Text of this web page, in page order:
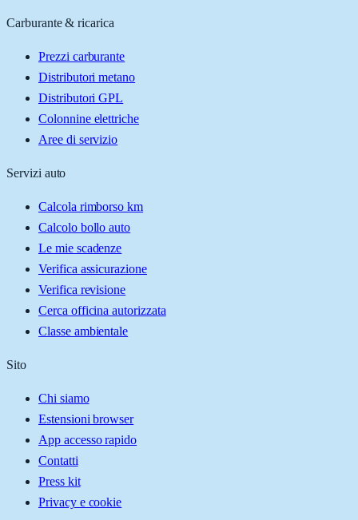
Carburante & ricarica
Prezzi carburante
Distributori metano
Distributori GPL
Colonnine elettriche
Aree di servizio
Servizi auto
Calcola rimborso km
Calcolo bollo auto
Le mie scadenze
Verifica assicurazione
Verifica revisione
Cerca officina autorizzata
Classe ambientale
Sito
Chi siamo
Estensioni browser
App accesso rapido
Contatti
Press kit
Privacy e cookie